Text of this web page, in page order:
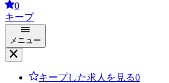
0
キープ
メニュー
キープした求人を見る0